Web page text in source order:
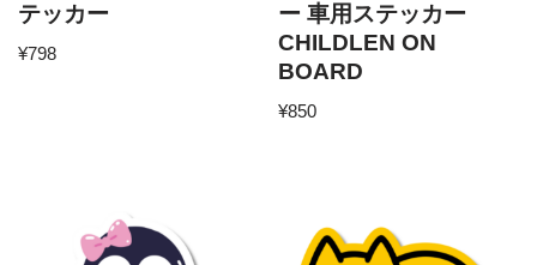
テッカー
¥798
ー 車用ステッカー
CHILDLEN ON
BOARD
¥850